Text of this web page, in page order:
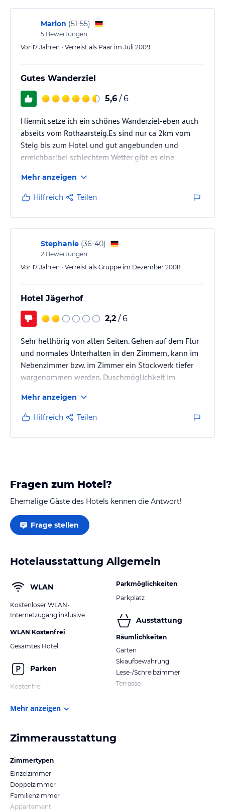
Marion (51-55)
5 Bewertungen
Vor 17 Jahren • Verreist als Paar im Juli 2009
Gutes Wanderziel
5,6 / 6
Hiermit setze ich ein schönes Wanderziel-eben auch
abseits vom Rothaarsteig.Es sind nur ca 2km vom
Steig bis zum Hotel und gut angebunden und
erreichbar!bei schlechtem Wetter gibt es eine
kommt man schnell in ca.10 Minuten nach
Winterberg!
Mehr anzeigen
Hilfreich Teilen
Stephanie (36-40)
2 Bewertungen
Vor 17 Jahren • Verreist als Gruppe im Dezember 2008
Hotel Jägerhof
2,2 / 6
Sehr hellhörig von allen Seiten. Gehen auf dem Flur
und normales Unterhalten in den Zimmern, kann im
Nebenzimmer bzw. im Zimmer ein Stockwerk tiefer
wargenommen werden. Duschmöglichkeit im
Sitzen in der Badewanne möglich. Alte Teppiche in
allen Bereichen.
Mehr anzeigen
Hilfreich Teilen
Fragen zum Hotel?
Ehemalige Gäste des Hotels kennen die Antwort!
Frage stellen
Hotelausstattung Allgemein
WLAN
Kostenloser WLAN-
Internetzugang inklusive
WLAN Kostenfrei
Gesamtes Hotel
Parken
Kostenfrei
Parkmöglichkeiten
Parkplatz
Ausstattung
Räumlichkeiten
Garten
Skiaufbewahrung
Lese-/Schreibzimmer
Terrasse
Mehr anzeigen
Zimmerausstattung
Zimmertypen
Einzelzimmer
Doppelzimmer
Familienzimmer
Appartement